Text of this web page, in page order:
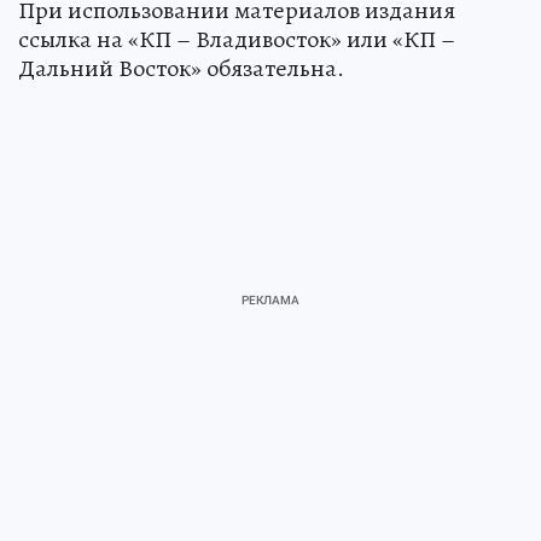
При использовании материалов издания
ссылка на «КП – Владивосток» или «КП –
Дальний Восток» обязательна.